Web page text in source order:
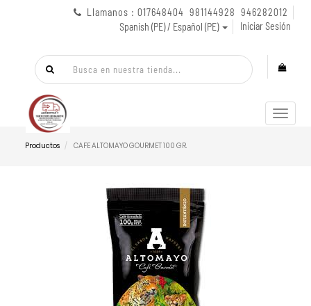
Llamanos : 017648404 981144928 946282012
Spanish (PE) / Español (PE)
Iniciar Sesión
Menú
de
Productos CAFE ALTOMAYO GOURMET 100 GR.